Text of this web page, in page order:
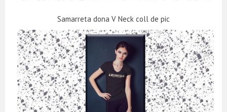
Samarreta dona V Neck coll de pic